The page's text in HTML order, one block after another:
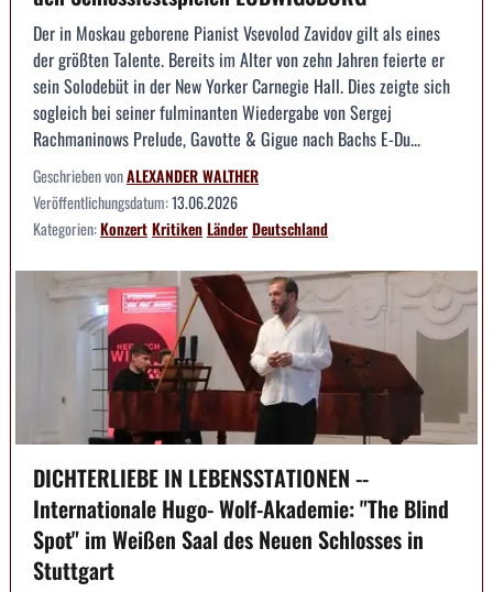
Der in Moskau geborene Pianist Vsevolod Zavidov gilt als eines
der größten Talente. Bereits im Alter von zehn Jahren feierte er
sein Solodebüt in der New Yorker Carnegie Hall. Dies zeigte sich
sogleich bei seiner fulminanten Wiedergabe von Sergej
Rachmaninows Prelude, Gavotte & Gigue nach Bachs E-Du...
Geschrieben vonALEXANDER WALTHER
Veröffentlichungsdatum:13.06.2026
Kategorien:KonzertKritikenLänderDeutschland
DICHTERLIEBE IN LEBENSSTATIONEN --
Internationale Hugo- Wolf-Akademie: "The Blind
Spot" im Weißen Saal des Neuen Schlosses in
Stuttgart